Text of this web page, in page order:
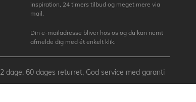
inspiration, 24 timers tilbud og meget mere via
mail.
Din e-mailadresse bliver hos os og du kan nemt
afmelde dig med ét enkelt klik.
dage, 60 dages returret, God service med garanti